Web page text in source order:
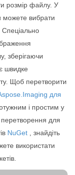
розмір файлу. У
можете вибрати
Спеціально
зберігаючи
швидке
Щоб перетворити
для
і простим у
перетворення для
NuGet , знайдіть
використати